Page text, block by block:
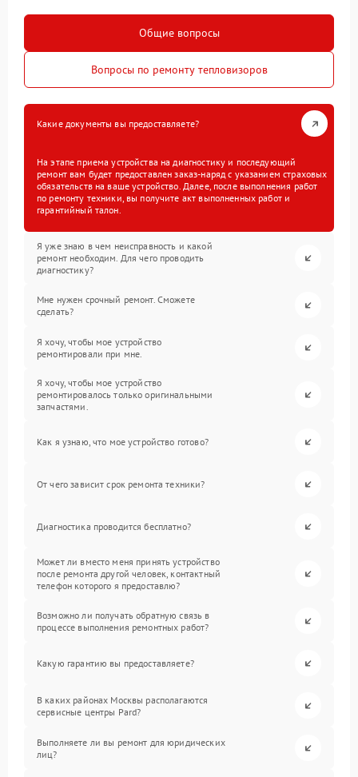
Общие вопросы
Вопросы по ремонту тепловизоров
Какие документы вы предоставляете?
На этапе приема устройства на диагностику и последующий
ремонт вам будет предоставлен заказ-наряд с указанием страховых
обязательств на ваше устройство. Далее, после выполнения работ
по ремонту техники, вы получите акт выполненных работ и
гарантийный талон.
Я уже знаю в чем неисправность и какой
ремонт необходим. Для чего проводить
диагностику?
Мне нужен срочный ремонт. Сможете
сделать?
Я хочу, чтобы мое устройство
ремонтировали при мне.
Я хочу, чтобы мое устройство
ремонтировалось только оригинальными
запчастями.
Как я узнаю, что мое устройство готово?
От чего зависит срок ремонта техники?
Диагностика проводится бесплатно?
Может ли вместо меня принять устройство
после ремонта другой человек, контактный
телефон которого я предоставлю?
Возможно ли получать обратную связь в
процессе выполнения ремонтных работ?
Какую гарантию вы предоставляете?
В каких районах Москвы располагаются
сервисные центры Pard?
Выполняете ли вы ремонт для юридических
лиц?